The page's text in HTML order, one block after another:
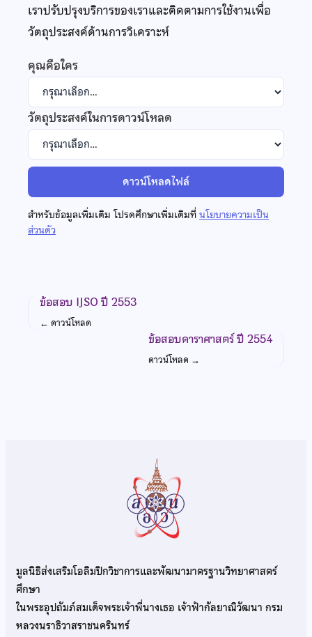
เราปรับปรุงบริการของเราและติดตามการใช้งานเพื่อ
วัตถุประสงค์ด้านการวิเคราะห์
คุณคือใคร
วัตถุประสงค์ในการดาวน์โหลด
ดาวน์โหลดไฟล์
สำหรับข้อมูลเพิ่มเติม โปรดศึกษาเพิ่มเติมที่นโยบายความเป็น
ส่วนตัว
ข้อสอบ IJSO ปี 2553
← ดาวน์โหลด
ข้อสอบดาราศาสตร์ ปี 2554
ดาวน์โหลด →
มูลนิธิส่งเสริมโอลิมปิกวิชาการและพัฒนามาตรฐานวิทยาศาสตร์
ศึกษา
ในพระอุปถัมภ์สมเด็จพระเจ้าพี่นางเธอ เจ้าฟ้ากัลยาณิวัฒนา กรม
หลวงนราธิวาสราชนครินทร์